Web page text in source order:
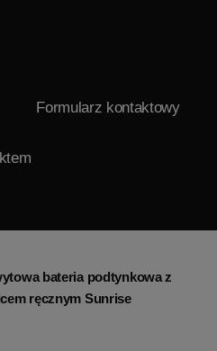
Formularz kontaktowy
bateria podtynkowa z
ręcznym Sunrise